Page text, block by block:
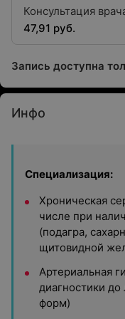
Консультация
квалификационной
47,91 руб.
Запись доступна
Инфо
Специализация:
Хроническая
числе при
(подагра,
щитовидной
Артериальная
диагностики
форм)